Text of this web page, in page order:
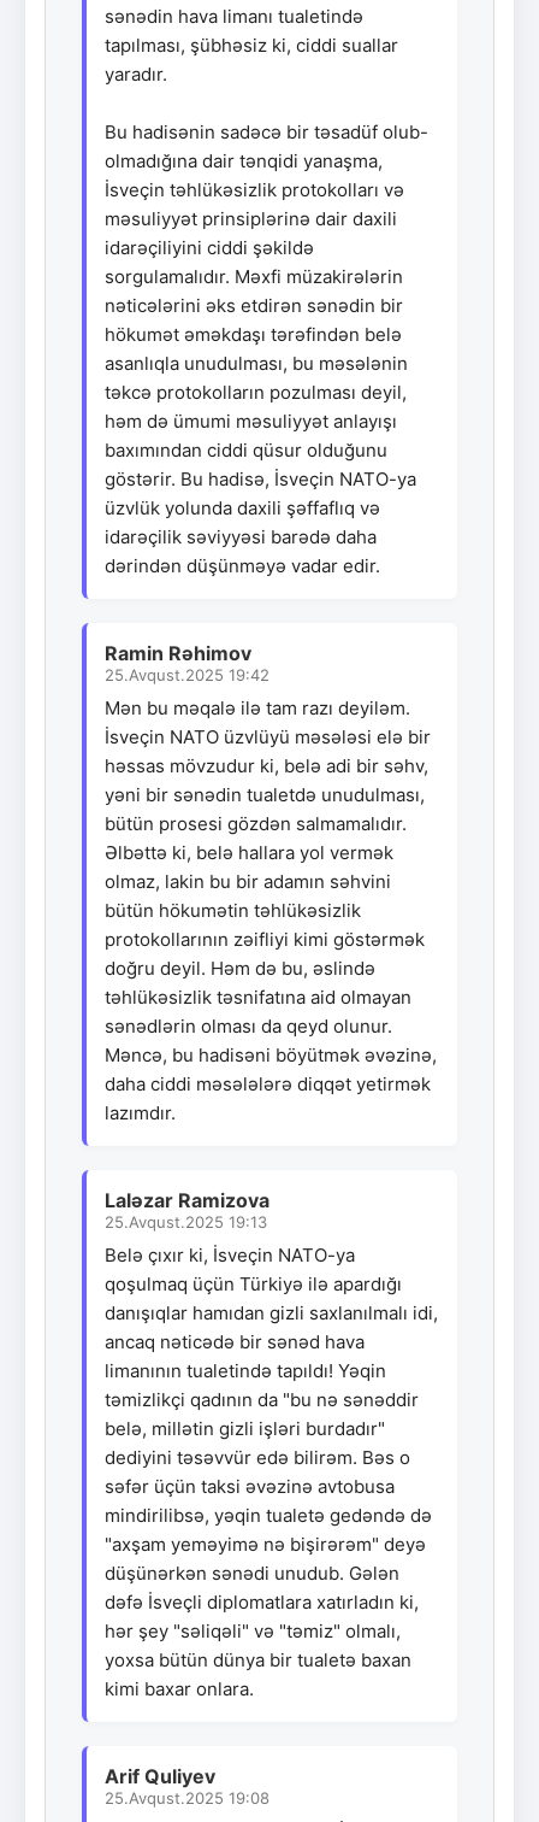
sənədin hava limanı tualetində
tapılması, şübhəsiz ki, ciddi suallar
yaradır.
Bu hadisənin sadəcə bir təsadüf olub-
olmadığına dair tənqidi yanaşma,
İsveçin təhlükəsizlik protokolları və
məsuliyyət prinsiplərinə dair daxili
idarəçiliyini ciddi şəkildə
sorgulamalıdır. Məxfi müzakirələrin
nəticələrini əks etdirən sənədin bir
hökumət əməkdaşı tərəfindən belə
asanlıqla unudulması, bu məsələnin
təkcə protokolların pozulması deyil,
həm də ümumi məsuliyyət anlayışı
baxımından ciddi qüsur olduğunu
göstərir. Bu hadisə, İsveçin NATO-ya
üzvlük yolunda daxili şəffaflıq və
idarəçilik səviyyəsi barədə daha
dərindən düşünməyə vadar edir.
Ramin Rəhimov
25.Avqust.2025 19:42
Mən bu məqalə ilə tam razı deyiləm.
İsveçin NATO üzvlüyü məsələsi elə bir
həssas mövzudur ki, belə adi bir səhv,
yəni bir sənədin tualetdə unudulması,
bütün prosesi gözdən salmamalıdır.
Əlbəttə ki, belə hallara yol vermək
olmaz, lakin bu bir adamın səhvini
bütün hökumətin təhlükəsizlik
protokollarının zəifliyi kimi göstərmək
doğru deyil. Həm də bu, əslində
təhlükəsizlik təsnifatına aid olmayan
sənədlərin olması da qeyd olunur.
Məncə, bu hadisəni böyütmək əvəzinə,
daha ciddi məsələlərə diqqət yetirmək
lazımdır.
Laləzar Ramizova
25.Avqust.2025 19:13
Belə çıxır ki, İsveçin NATO-ya
qoşulmaq üçün Türkiyə ilə apardığı
danışıqlar hamıdan gizli saxlanılmalı idi,
ancaq nəticədə bir sənəd hava
limanının tualetində tapıldı! Yəqin
təmizlikçi qadının da "bu nə sənəddir
belə, millətin gizli işləri burdadır"
dediyini təsəvvür edə bilirəm. Bəs o
səfər üçün taksi əvəzinə avtobusa
mindirilibsə, yəqin tualetə gedəndə də
"axşam yeməyimə nə bişirərəm" deyə
düşünərkən sənədi unudub. Gələn
dəfə İsveçli diplomatlara xatırladın ki,
hər şey "səliqəli" və "təmiz" olmalı,
yoxsa bütün dünya bir tualetə baxan
kimi baxar onlara.
Arif Quliyev
25.Avqust.2025 19:08